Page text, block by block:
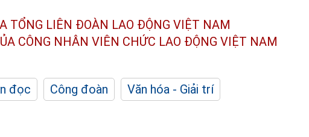
TỔNG LIÊN ĐOÀN LAO ĐỘNG VIỆT NAM
CÔNG NHÂN VIÊN CHỨC LAO ĐỘNG VIỆT NAM
đọc Công đoàn
Văn hóa - Giải trí